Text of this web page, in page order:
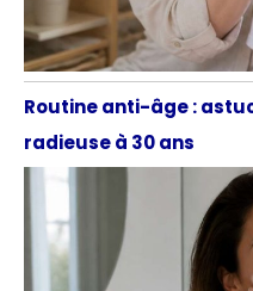
Routine anti-âge :
radieuse à 30 ans